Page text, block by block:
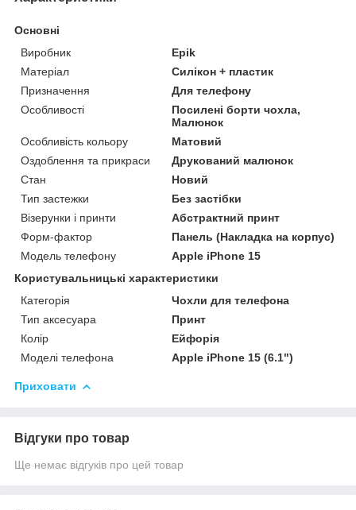
Основні
Виробник
Epik
Матеріал
Силікон + пластик
Призначення
Для телефону
Особливості
Посилені борти чохла,
Малюнок
Особливість кольору
Матовий
Оздоблення та прикраси
Друкований малюнок
Стан
Новий
Тип застежки
Без застібки
Візерунки і принти
Абстрактний принт
Форм-фактор
Панель (Накладка на корпус)
Модель телефону
Apple iPhone 15
Користувальницькі характеристики
Категорія
Чохли для телефона
Тип аксесуара
Принт
Колір
Ейфорія
Моделі телефона
Apple iPhone 15 (6.1")
Приховати
Відгуки про товар
Ще немає відгуків про цей товар